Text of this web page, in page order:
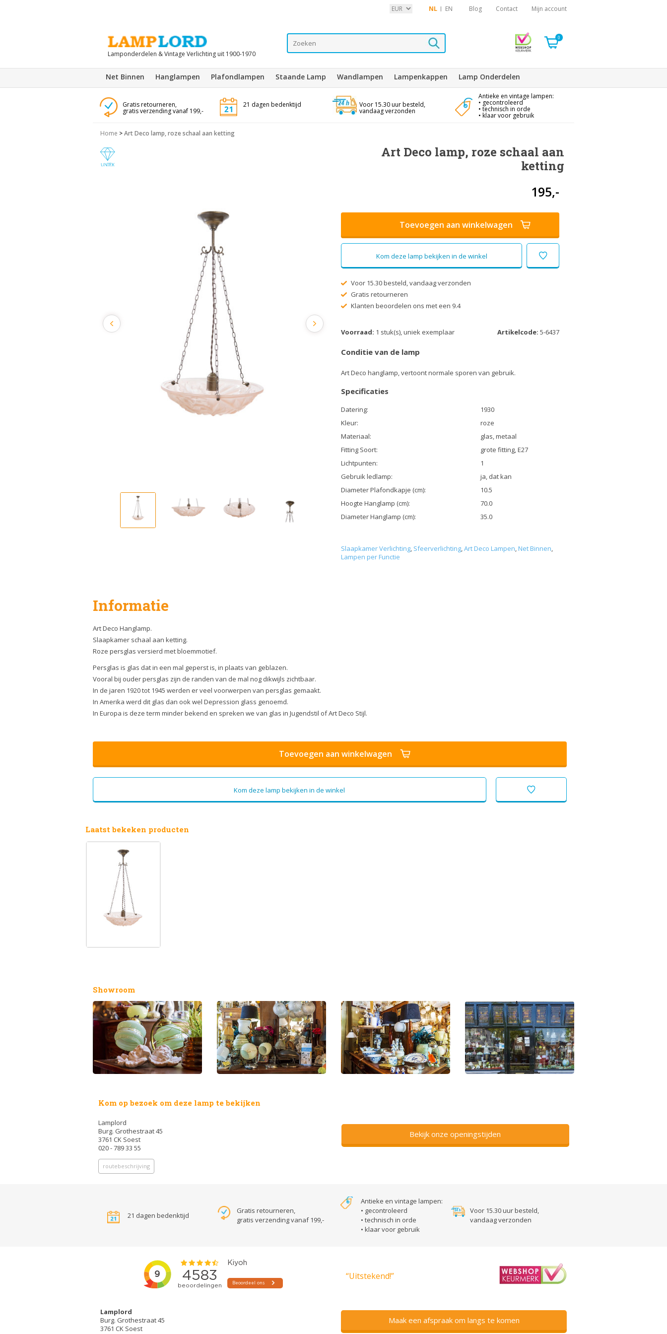
NL EN Blog Contact Mijn account
Lamponderdelen & Vintage Verlichting uit 1900-1970
0
Net Binnen Hanglampen Plafondlampen Staande Lamp Wandlampen Lampenkappen Lamp Onderdelen
Gratis retourneren,
gratis verzending vanaf 199,-
21 dagen bedenktijd Voor 15.30 uur besteld,
vandaag verzonden
Antieke en vintage lampen:
• gecontroleerd
• technisch in orde
• klaar voor gebruik
Home >Art Deco lamp, roze schaal aan ketting
Art Deco lamp, roze schaal aan
ketting
195,-
Toevoegen aan winkelwagen
Kom deze lamp bekijken in de winkel
Voor 15.30 besteld, vandaag verzonden
Gratis retourneren
Klanten beoordelen ons met een 9.4
Voorraad: 1 stuk(s), uniek exemplaar Artikelcode: 5-6437
Conditie van de lamp
Art Deco hanglamp, vertoont normale sporen van gebruik.
Specificaties
Datering:
1930
Kleur:
roze
Materiaal:
glas, metaal
Fitting Soort:
grote fitting, E27
Lichtpunten:
1
Gebruik ledlamp:
ja, dat kan
Diameter Plafondkapje (cm):
10.5
Hoogte Hanglamp (cm):
70.0
Diameter Hanglamp (cm):
35.0
Slaapkamer Verlichting, Sfeerverlichting,Art Deco Lampen,Net Binnen,
Lampen per Functie
Informatie
Art Deco Hanglamp.
Slaapkamer schaal aan ketting.
Roze persglas versierd met bloemmotief.
Persglas is glas dat in een mal geperst is, in plaats van geblazen.
Vooral bij ouder persglas zijn de randen van de mal nog dikwijls zichtbaar.
In de jaren 1920 tot 1945 werden er veel voorwerpen van persglas gemaakt.
In Amerika werd dit glas dan ook wel Depression glass genoemd.
In Europa is deze term minder bekend en spreken we van glas in Jugendstil of Art Deco Stijl.
Toevoegen aan winkelwagen
Kom deze lamp bekijken in de winkel
Laatst bekeken producten
Showroom
Kom op bezoek om deze lamp te bekijken
Lamplord
Burg. Grothestraat 45
3761 CK Soest
020 - 789 33 55
routebeschrijving
Bekijk onze openingstijden
21 dagen bedenktijd
Gratis retourneren,
gratis verzending vanaf 199,-
Antieke en vintage lampen:
• gecontroleerd
• technisch in orde
• klaar voor gebruik
Voor 15.30 uur besteld,
vandaag verzonden
“Uitstekend!”
Lamplord
Burg. Grothestraat 45
3761 CK Soest
Maak een afspraak om langs te komen